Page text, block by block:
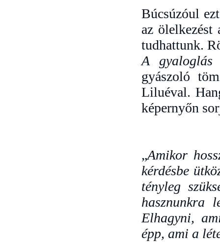
Búcsúzóul
az ölelkezést
tudhattunk.
A gyaloglás
gyászoló
Liluéval.
képernyőn
„Amikor
kérdésbe
tényleg
hasznunkra
Elhagyni,
épp, ami a